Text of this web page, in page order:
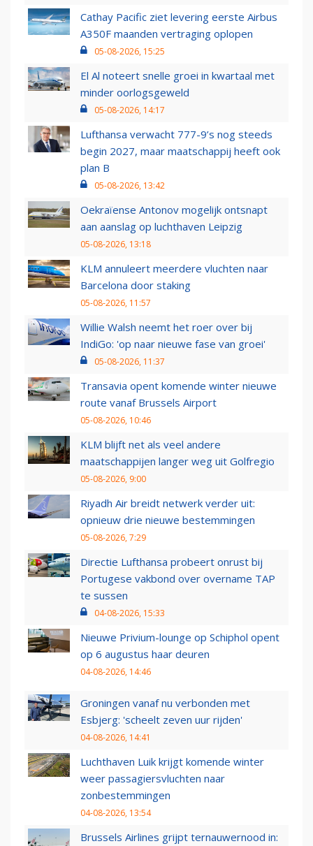
Cathay Pacific ziet levering eerste Airbus
A350F maanden vertraging oplopen
05-08-2026, 15:25
El Al noteert snelle groei in kwartaal met
minder oorlogsgeweld
05-08-2026, 14:17
Lufthansa verwacht 777-9’s nog steeds
begin 2027, maar maatschappij heeft ook
plan B
05-08-2026, 13:42
Oekraïense Antonov mogelijk ontsnapt
aan aanslag op luchthaven Leipzig
05-08-2026, 13:18
KLM annuleert meerdere vluchten naar
Barcelona door staking
05-08-2026, 11:57
Willie Walsh neemt het roer over bij
IndiGo: 'op naar nieuwe fase van groei'
05-08-2026, 11:37
Transavia opent komende winter nieuwe
route vanaf Brussels Airport
05-08-2026, 10:46
KLM blijft net als veel andere
maatschappijen langer weg uit Golfregio
05-08-2026, 9:00
Riyadh Air breidt netwerk verder uit:
opnieuw drie nieuwe bestemmingen
05-08-2026, 7:29
Directie Lufthansa probeert onrust bij
Portugese vakbond over overname TAP
te sussen
04-08-2026, 15:33
Nieuwe Privium-lounge op Schiphol opent
op 6 augustus haar deuren
04-08-2026, 14:46
Groningen vanaf nu verbonden met
Esbjerg: 'scheelt zeven uur rijden'
04-08-2026, 14:41
Luchthaven Luik krijgt komende winter
weer passagiersvluchten naar
zonbestemmingen
04-08-2026, 13:54
Brussels Airlines grijpt ternauwernood in: